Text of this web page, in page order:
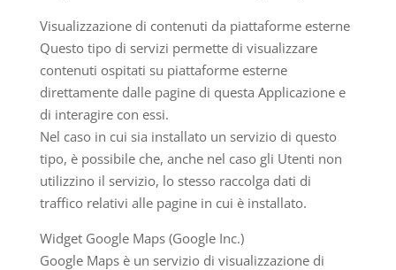
Visualizzazione di contenuti da piattaforme esterne
Questo tipo di servizi permette di visualizzare
contenuti ospitati su piattaforme esterne
direttamente dalle pagine di questa Applicazione e
di interagire con essi.
Nel caso in cui sia installato un servizio di questo
tipo, è possibile che, anche nel caso gli Utenti non
utilizzino il servizio, lo stesso raccolga dati di
traffico relativi alle pagine in cui è installato.
Widget Google Maps (Google Inc.)
Google Maps è un servizio di visualizzazione di